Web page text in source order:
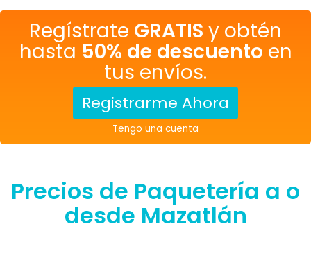
Regístrate GRATIS y obtén
hasta 50% de descuento en
tus envíos.
Registrarme Ahora
Tengo una cuenta
Precios de Paquetería a o
desde Mazatlán